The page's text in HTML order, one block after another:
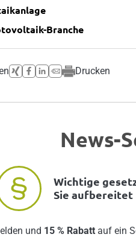
Branche
Drucken
News-
Wichtige
Sie aufbereitet
und 15 % Rabatt auf ein